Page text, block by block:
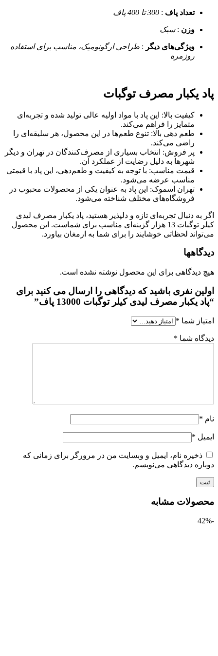
تعداد پاف:300 تا 400 پاف
وزن :سبک
ویژگی‌های دیگر :طراحی ارگونومیک، مناسب برای استفاده
روزمره
یکبار مصرف توگبات
کیفیت بالا: این پاد با مواد اولیه عالی تولید شده و تجربه‌ای
متمایز را فراهم می‌کند.
طعم دهی بالا: تنوع طعم‌ها در این محصول، هر سلیقه‌ای را
راضی می‌کند.
پر فروش: انتخاب بسیاری از مصرف‌کنندگان در تهران و دیگر
شهرها به دلیل رضایت از عملکرد آن.
قیمت مناسب: با توجه به کیفیت و طعم‌دهی، این پاد با قیمتی
مناسب عرضه می‌شود.
تهران اسموک: این پاد به عنوان یکی از محصولات محبوب در
فروشگاه‌های مختلف شناخته می‌شود.
دنبال تجربه‌ای تازه و دلپذیر هستید، پاد یکبار مصرف لیدی
کیلر توگبات 13 هزار گزینه‌ای مناسب برای شماست. این محصول
لحظاتی خوشایند را برای شما به ارمغان بیاورد.
دیدگاهی برای این محصول نوشته نشده است.
نفری باشید که دیدگاهی را ارسال می کنید برای
یکبار مصرف لیدی کیلر توگبات 13000 پاف”
شما *
شما *
*
ذخیره نام، ایمیل و وبسایت من در مرورگر برای زمانی که
دیدگاهی می‌نویسم.
مشابه